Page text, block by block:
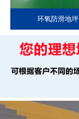
环氧防滑地坪